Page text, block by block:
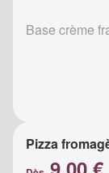
Base crème
Pizza